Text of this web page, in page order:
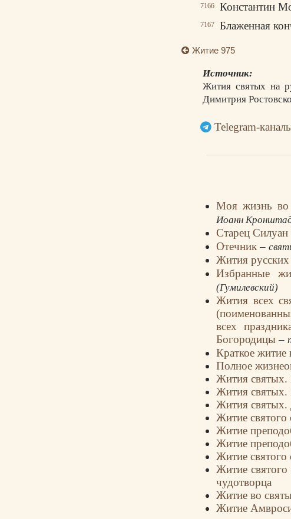
7166 Константин
7167 Блаженная
Житие 975
Источник:
Жития святых на
Димитрия
Telegram-
Моя жизнь во
Иоанн
Старец
Отечник–
Жития
Избранные
(Гумилевский)
Жития всех
всех
Богородицы–
Краткое житие
Полное
Жития
Жития
Жития святых.
Житие
Житие
Житие
Житие святого
Житие
чудотворца
Житие во
Житие